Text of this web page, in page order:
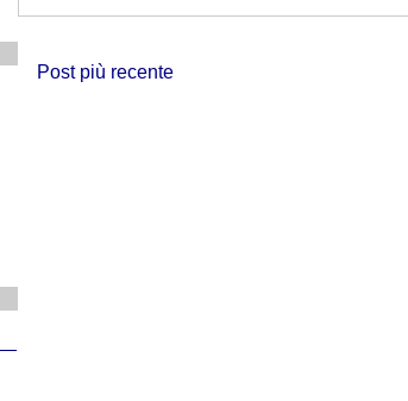
Post più recente